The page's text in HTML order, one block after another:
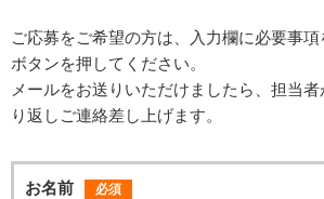
ご応募をご希望の方は、入力欄に必要事
ボタンを押してください。
メールをお送りいただけましたら、担当
り返しご連絡差し上げます。
お名前 必須